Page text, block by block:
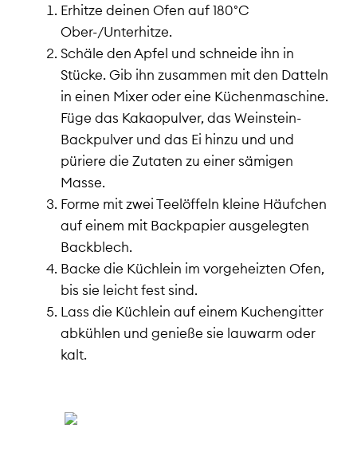
Erhitze deinen Ofen auf 180°C
Ober-/Unterhitze.
Schäle den Apfel und schneide ihn in
Stücke. Gib ihn zusammen mit den Datteln
in einen Mixer oder eine Küchenmaschine.
Füge das Kakaopulver, das Weinstein-
Backpulver und das Ei hinzu und und
püriere die Zutaten zu einer sämigen
Masse.
Forme mit zwei Teelöffeln kleine Häufchen
auf einem mit Backpapier ausgelegten
Backblech.
Backe die Küchlein im vorgeheizten Ofen,
bis sie leicht fest sind.
Lass die Küchlein auf einem Kuchengitter
abkühlen und genieße sie lauwarm oder
kalt.